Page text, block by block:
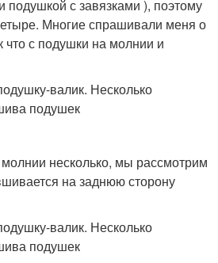
подушкой с завязками ), поэтому
Многие спрашивали меня о
с подушки на молнии и
несколько, мы рассмотрим
на заднюю сторону